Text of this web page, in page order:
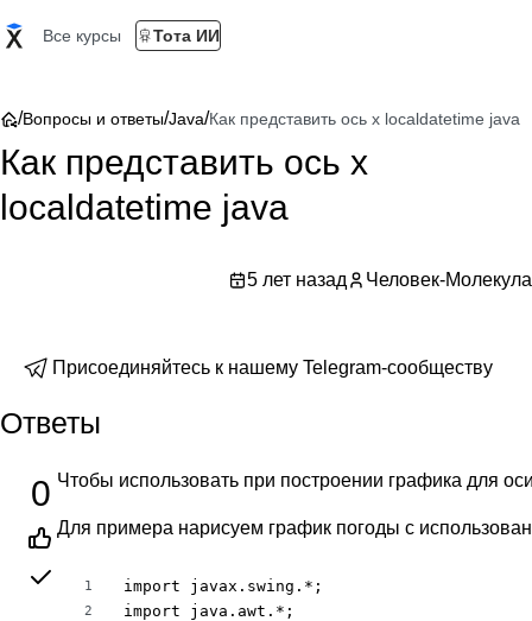
Все курсы Тота ИИ
/Вопросы и ответы/Java/Как представить ось x localdatetime java
Как представить ось x
localdatetime java
5 лет назад Человек-Молекула
Присоединяйтесь к нашему Telegram-сообществу
Ответы
0 Чтобы использовать при построении графика для
Для примера нарисуем график погоды c
1
2
import javax.swing.*;
import java.awt.*;